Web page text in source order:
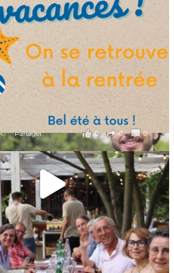
demain. 🙏
2026 : avec l'Isep, investissez pour
au service de l'humain !
des ingénieurs, des bachelors, des
qui allient excellence technologique et
au cœur de notre pro
0 0 0
· Partager
Genève 🚀
dernier, 14 Alumni vivant / travaillant
partagé un moment convivial de
d'échanges !
votre présence et à Alexandre
!